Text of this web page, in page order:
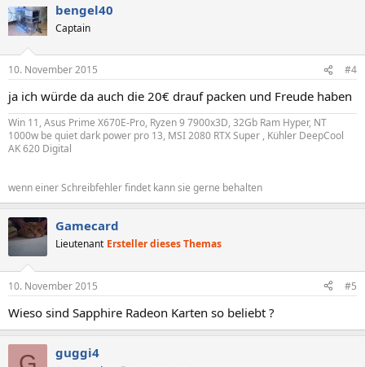
bengel40
Captain
10. November 2015 #4
ja ich würde da auch die 20€ drauf packen und Freude haben
Win 11, Asus Prime X670E-Pro, Ryzen 9 7900x3D, 32Gb Ram Hyper, NT
1000w be quiet dark power pro 13, MSI 2080 RTX Super , Kühler DeepCool
AK 620 Digital
wenn einer Schreibfehler findet kann sie gerne behalten
Gamecard
Lieutenant Ersteller dieses Themas
10. November 2015 #5
Wieso sind Sapphire Radeon Karten so beliebt ?
guggi4